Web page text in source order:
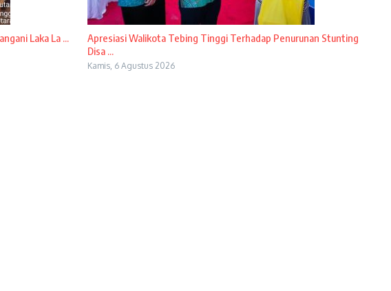
Laka La ...
Apresiasi Walikota Tebing Tinggi Terhadap Penurunan Stunting
Disa ...
Kamis, 6 Agustus 2026